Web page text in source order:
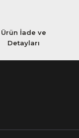
Ürün İade ve
Detayları